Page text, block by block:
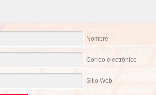
Nombre
Correo electrónico
Sitio Web